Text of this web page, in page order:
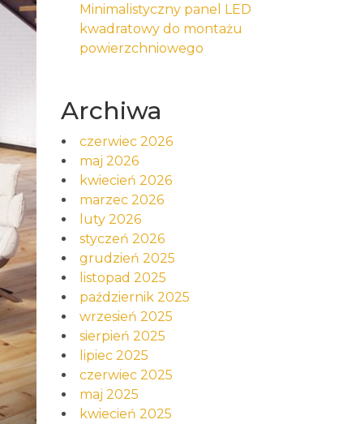
Minimalistyczny panel LED
kwadratowy do montażu
powierzchniowego
Archiwa
czerwiec 2026
maj 2026
kwiecień 2026
marzec 2026
luty 2026
styczeń 2026
grudzień 2025
listopad 2025
październik 2025
wrzesień 2025
sierpień 2025
lipiec 2025
czerwiec 2025
maj 2025
kwiecień 2025